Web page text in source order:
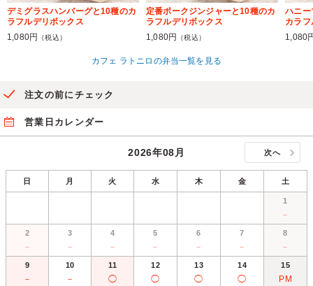
デミグラスハンバーグと10種のカ
ラフルデリボックス
1,080円
（税込）
定番ポークジンジャーと10種のカ
ラフルデリボックス
1,080円
（税込）
ハニー
カラ
1,080
カフェ ラトニロの弁当一覧を見る
注文の前にチェック
営業日カレンダー
2026年08月 次へ
日 月 火 水 木 金 土
1
－
2
－
3
－
4
－
5
－
6
－
7
－
8
－
9
－
10
－
11
◯
12
◯
13
◯
14
◯
15
PM